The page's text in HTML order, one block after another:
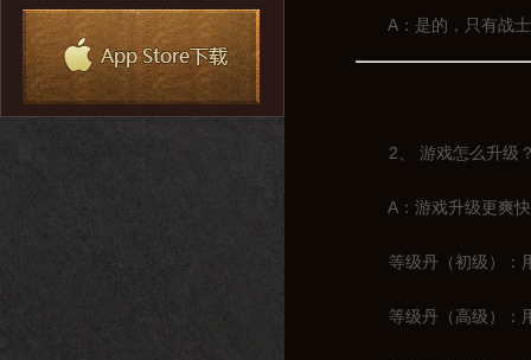
A：是的，只有战士
2、 游戏怎么升级
A：游戏升级更爽快
等级丹（初级）：
等级丹（高级）：